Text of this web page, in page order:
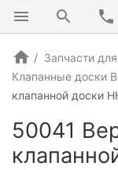
Запчасти
Клапанные доски
клапанной доски
50041